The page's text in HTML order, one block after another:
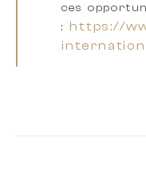
ces
: https://